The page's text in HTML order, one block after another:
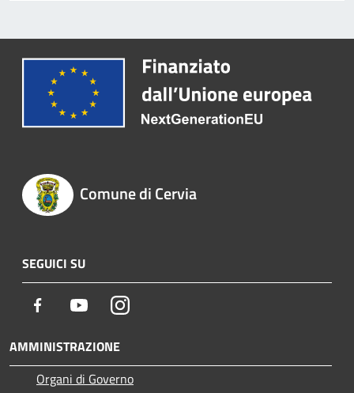
Comune di Cervia
SEGUICI SU
Facebook YoutubeInstagram
AMMINISTRAZIONE
Organi di Governo